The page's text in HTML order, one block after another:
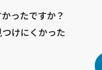
ったですか？
つけにくかった